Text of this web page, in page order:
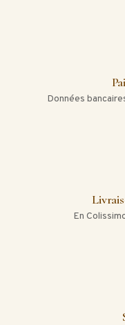
Données
En